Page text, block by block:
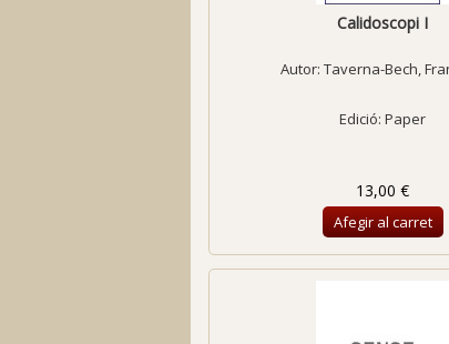
Calidoscopi I
Autor:Taverna-Bech,
Edició: Paper
13,00 €
Afegir al carret